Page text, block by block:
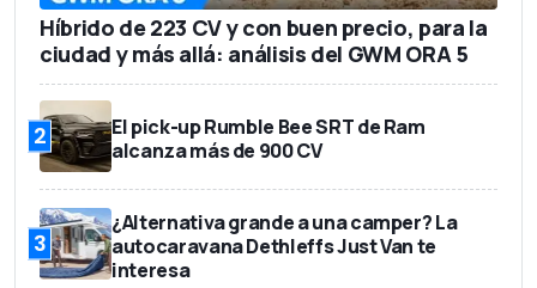
Híbrido de 223 CV y con buen precio, para la
ciudad y más allá: análisis del GWM ORA 5
2
El pick-up Rumble Bee SRT de Ram
alcanza más de 900 CV
3
¿Alternativa grande a una camper? La
autocaravana Dethleffs Just Van te
interesa